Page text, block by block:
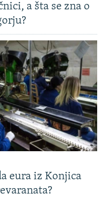
a šta se zna o
eura iz Konjica